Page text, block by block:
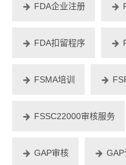
FDA企业注册
FDA扣留程序
FSMA培训
FSSC22000审核服务
GAP审核